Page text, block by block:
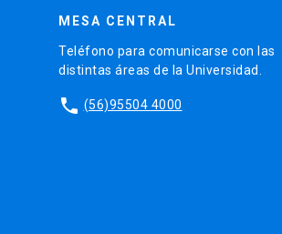
MESA CENTRAL
Teléfono para comunicarse con las
distintas áreas de la Universidad.
phone (56)95504 4000